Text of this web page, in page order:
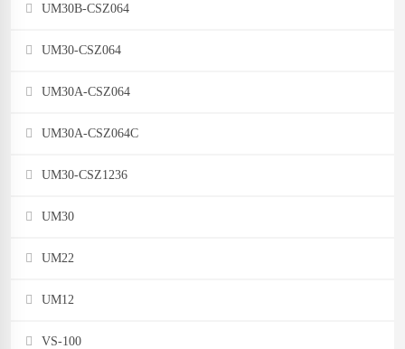
UM30B-CSZ064
UM30-CSZ064
UM30A-CSZ064
UM30A-CSZ064C
UM30-CSZ1236
UM30
UM22
UM12
VS-100